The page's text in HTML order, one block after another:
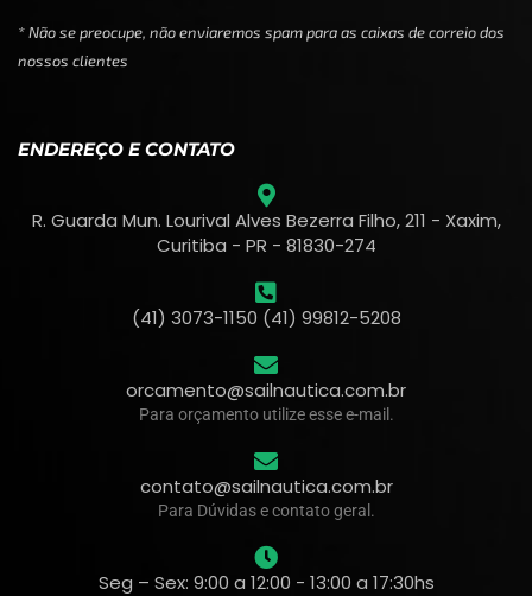
* Não se preocupe, não enviaremos spam para as caixas de correio dos
nossos clientes
ENDEREÇO E CONTATO
R. Guarda Mun. Lourival Alves Bezerra Filho, 211 - Xaxim,
Curitiba - PR - 81830-274
(41) 3073-1150 (41) 99812-5208
orcamento@sailnautica.com.br
Para orçamento utilize esse e-mail.
contato@sailnautica.com.br
Para Dúvidas e contato geral.
Seg – Sex: 9:00 a 12:00 - 13:00 a 17:30hs